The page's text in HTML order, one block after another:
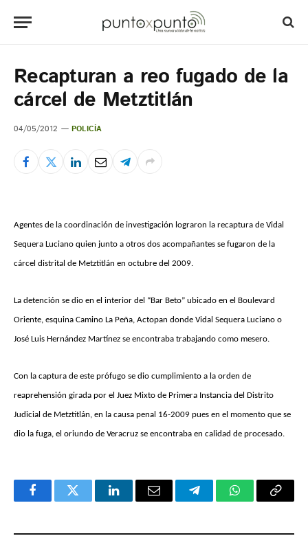
Recapturan a reo fugado de la
cárcel de Metztitlán
04/05/2012 POLICÍA
Agentes de la coordinación de investigación lograron la recaptura de Vidal
Sequera Luciano quien junto a otros dos acompañantes se fugaron de la
cárcel distrital de Metztitlán en octubre del 2009.
La detención se dio en el interior del “Bar Beto” ubicado en el Boulevard
Oriente, esquina Camino La Peña, Actopan donde Vidal Sequera Luciano o
José Luis Hernández Martínez se encontraba trabajando como mesero.
Con la captura de este prófugo se dio cumplimiento a la orden de
reaprehensión girada por el Juez Mixto de Primera Instancia del Distrito
Judicial de Metztitlán, en la causa penal 16-2009 pues en el momento que se
dio la fuga, el oriundo de Veracruz se encontraba en calidad de procesado.
FacebookTwitter LinkedInEmail TelegramWhatsApp
Copy